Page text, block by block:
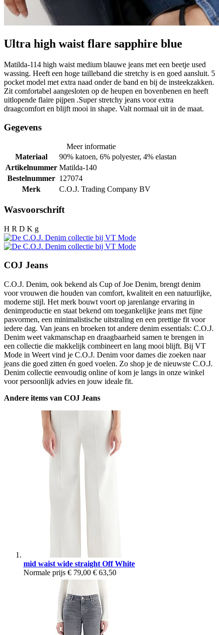
Ultra high waist flare sapphire blue
Matilda-114 high waist medium blauwe jeans met een beetje used
wassing. Heeft een hoge tailleband die stretchy is en goed aansluit. 5
pocket model met extra naad onder de band en bij de insteekzakken.
Zit comfortabel aangesloten op de heupen en bovenbenen en heeft
uitlopende flaire pijpen .Super stretchy jeans voor extra
draagcomfort en blijft mooi in shape. Valt normaal uit in de maat.
Gegevens
Meer informatie
Materiaal
90% katoen, 6% polyester, 4% elastan
Artikelnummer Matilda-140
Bestelnummer 127074
Merk
C.O.J. Trading Company BV
Wasvoorschrift
H R D K g
COJ Jeans
C.O.J. Denim, ook bekend als Cup of Joe Denim, brengt denim
voor vrouwen die houden van comfort, kwaliteit en een natuurlijke,
moderne stijl. Het merk bouwt voort op jarenlange ervaring in
denimproductie en staat bekend om toegankelijke jeans met fijne
pasvormen, een minimalistische uitstraling en een prettige fit voor
iedere dag. Van jeans en broeken tot andere denim essentials: C.O.J.
Denim weet vakmanschap en draagbaarheid samen te brengen in
een collectie die makkelijk combineert en lang mooi blijft. Bij VT
Mode in Weert vind je C.O.J. Denim voor dames die zoeken naar
jeans die goed zitten én goed voelen. Zo shop je de nieuwste C.O.J.
Denim collectie eenvoudig online of kom je langs in onze winkel
voor persoonlijk advies en jouw ideale fit.
Andere items van COJ Jeans
mid waist wide straight Off White
Normale prijs € 79,00 € 63,50